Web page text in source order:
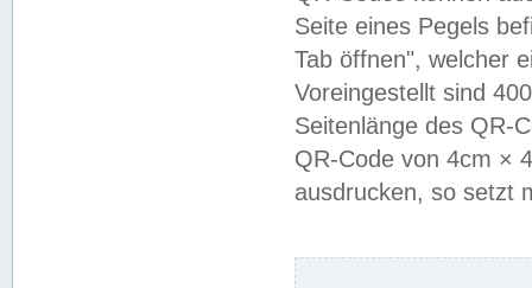
Seite eines Pegels
Tab öffnen", welcher
Voreingestellt sind
Seitenlänge des QR-
QR-Code von 4cm ×
ausdrucken, so setzt